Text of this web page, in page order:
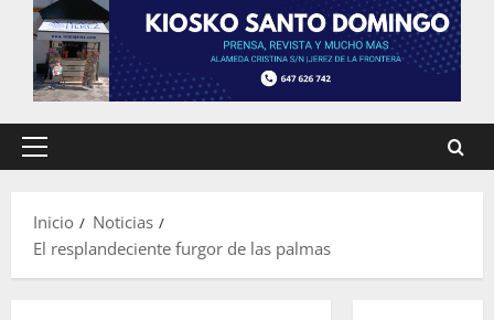
Menú
Inicio
Noticias
El resplandeciente furgor de las palmas